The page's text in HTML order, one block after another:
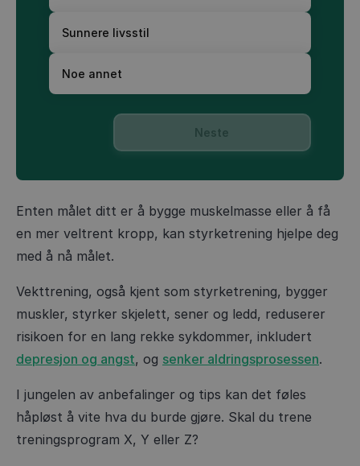
Sunnere livsstil
Noe annet
Neste
Enten målet ditt er å bygge muskelmasse eller å få
en mer veltrent kropp, kan styrketrening hjelpe deg
med å nå målet.
Vekttrening, også kjent som styrketrening, bygger
muskler, styrker skjelett, sener og ledd, reduserer
risikoen for en lang rekke sykdommer, inkludert
depresjon og angst, og senker aldringsprosessen.
I jungelen av anbefalinger og tips kan det føles
håpløst å vite hva du burde gjøre. Skal du trene
treningsprogram X, Y eller Z?